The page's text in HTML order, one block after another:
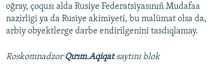
oğray, çoqusı alda Rusiye Federatsiyasınıñ Mudafaa
nazirligi ya da Rusiye akimiyeti, bu malümat olsa da,
arbiy obyektlerge darbe endirilgenini tasdıqlamay.
Roskomnadzor Qırım.Aqiqatsaytını blok